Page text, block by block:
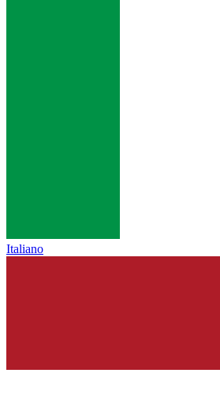
Italiano